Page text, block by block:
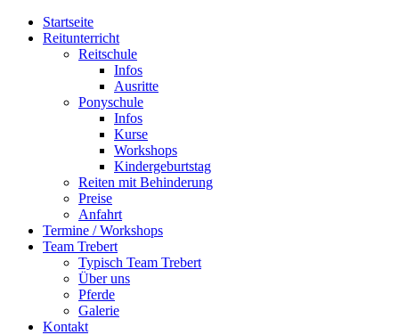
Startseite
Reitunterricht
Reitschule
Infos
Ausritte
Ponyschule
Infos
Kurse
Workshops
Kindergeburtstag
Reiten mit Behinderung
Preise
Anfahrt
Termine / Workshops
Team Trebert
Typisch Team Trebert
Über uns
Pferde
Galerie
Kontakt